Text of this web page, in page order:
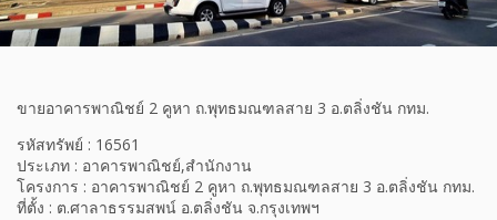
ขายอาคารพาณิชย์ 2 คูหา ถ.พุทธมณฑลสาย 3 อ.ตลิ่งชัน กทม.
รหัสทรัพย์ : 16561
ประเภท : อาคารพาณิชย์,สำนักงาน
โครงการ : อาคารพาณิชย์ 2 คูหา ถ.พุทธมณฑลสาย 3 อ.ตลิ่งชัน กทม.
ที่ตั้ง : ต.ศาลาธรรมสพน์ อ.ตลิ่งชัน จ.กรุงเทพฯ